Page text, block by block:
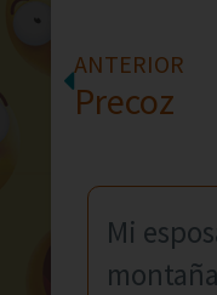
ANTERIOR
Precoz
Mi